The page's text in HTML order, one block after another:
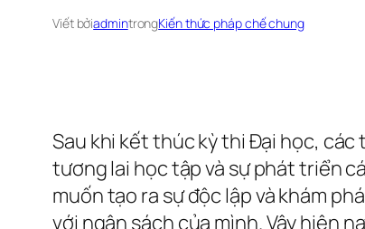
Viết bởiadmintrongKiến thức pháp chế chung
Sau khi kết thúc kỳ thi Đại học,
tương lai học tập và sự phát triển
muốn tạo ra sự độc lập và khám
với ngân sách của mình. Vậy hiện